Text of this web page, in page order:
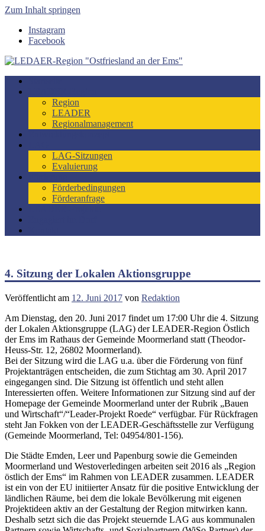
Zum Inhalt springen
Instagram
Facebook
LEDAER-Region "Ostfriesland an der Ems"
Förderzeitraum 2023-2027
Region
LEADER
Regionalmanagement
LAG-Sitzungen
Evaluierung
Förderbedingungen
Förderanfrage
4. Sitzung der Lokalen Aktionsgruppe
Veröffentlicht am 12. Juni 2017 von Redaktion
Am Dienstag, den 20. Juni 2017 findet um 17:00 Uhr die 4. Sitzung
der Lokalen Aktionsgruppe (LAG) der LEADER-Region Östlich
der Ems im Rathaus der Gemeinde Moormerland statt (Theodor-
Heuss-Str. 12, 26802 Moormerland).
Bei der Sitzung wird die LAG u.a. über die Förderung von fünf
Projektanträgen entscheiden, die zum Stichtag am 30. April 2017
eingegangen sind. Die Sitzung ist öffentlich und steht allen
Interessierten offen. Weitere Informationen zur Sitzung sind auf der
Homepage der Gemeinde Moormerland unter der Rubrik „Bauen
und Wirtschaft“/“Leader-Projekt Roede“ verfügbar. Für Rückfragen
steht Jan Fokken von der LEADER-Geschäftsstelle zur Verfügung
(Gemeinde Moormerland, Tel: 04954/801-156).
Die Städte Emden, Leer und Papenburg sowie die Gemeinden
Moormerland und Westoverledingen arbeiten seit 2016 als „Region
östlich der Ems“ im Rahmen von LEADER zusammen. LEADER
ist ein von der EU initiierter Ansatz für die positive Entwicklung der
ländlichen Räume, bei dem die lokale Bevölkerung mit eigenen
Projektideen aktiv an der Gestaltung der Region mitwirken kann.
Deshalb setzt sich die das Projekt steuernde LAG aus kommunalen